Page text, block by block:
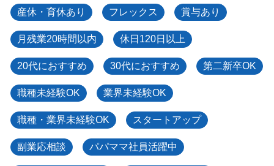
産休・育休あり フレックス 賞与あり
月残業20時間以内 休日120日以上
20代におすすめ 30代におすすめ 第二新卒OK
職種未経験OK 業界未経験OK
職種・業界未経験OK スタートアップ
副業応相談 パパママ社員活躍中